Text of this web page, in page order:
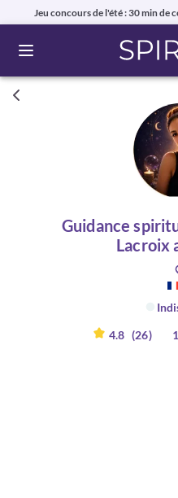
Jeu concours de l'été : 30 min de
Ouvrir le menu
Guidance
Lacroix
4.8 (26)